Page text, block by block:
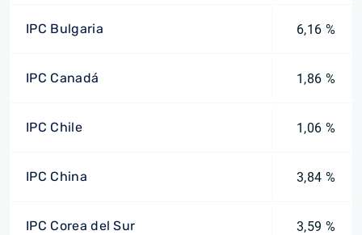
IPC Bulgaria 6,16 %
IPC Canadá 1,86 %
IPC Chile 1,06 %
IPC China 3,84 %
IPC Corea del Sur 3,59 %